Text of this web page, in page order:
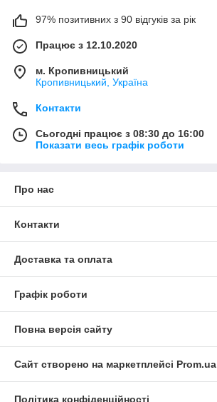
97% позитивних з 90 відгуків за рік
Працює з 12.10.2020
м. Кропивницький
Кропивницький, Україна
Контакти
Сьогодні працює з 08:30 до 16:00
Показати весь графік роботи
Про нас
Контакти
Доставка та оплата
Графік роботи
Повна версія сайту
Сайт створено на маркетплейсі Prom.ua
Політика конфіденційності